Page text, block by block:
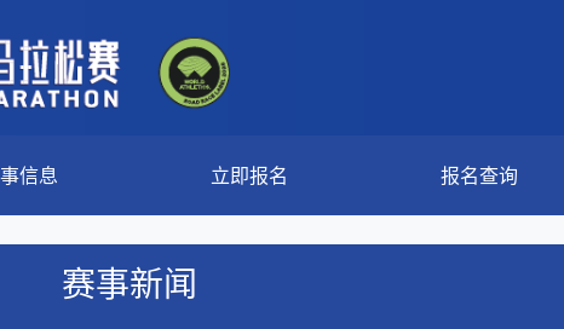
信息 立即报名 报名查询
赛事新闻